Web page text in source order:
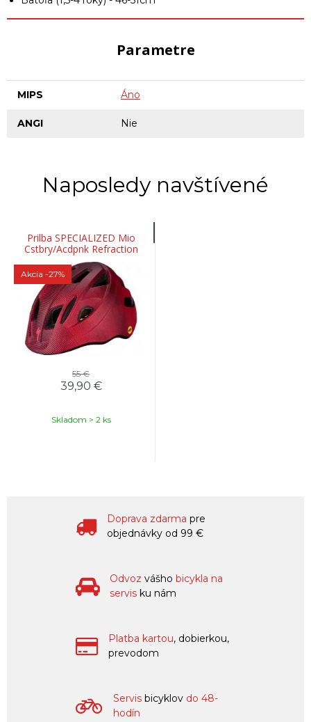
Parametre
MIPS Áno
ANGI Nie
Naposledy navštívené
Prilba SPECIALIZED Mio
Cstbry/Acdpnk Refraction
Akcia -27%
55 €
39,90 €
Skladom > 2 ks
Doprava zdarma pre
objednávky od 99 €
Odvoz vášho bicykla na
servis ku nám
Platba kartou, dobierkou,
prevodom
Servis bicyklov do 48-
hodín